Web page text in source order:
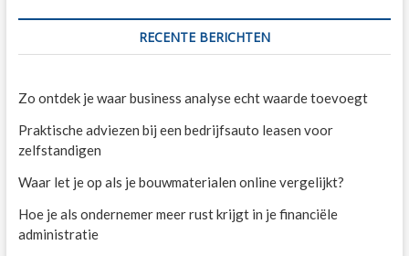
RECENTE BERICHTEN
Zo ontdek je waar business analyse echt waarde toevoegt
Praktische adviezen bij een bedrijfsauto leasen voor
zelfstandigen
Waar let je op als je bouwmaterialen online vergelijkt?
Hoe je als ondernemer meer rust krijgt in je financiële
administratie